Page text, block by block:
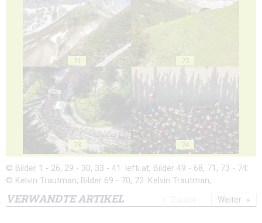
71 72
73 74
© Bilder 1 - 26, 29 - 30, 33 - 41: lefti.at; Bilder 49 - 68, 71, 73 - 74:
© Kelvin Trautman; Bilder 69 - 70, 72: Kelvin Trautman;
VERWANDTE ARTIKEL Weiter